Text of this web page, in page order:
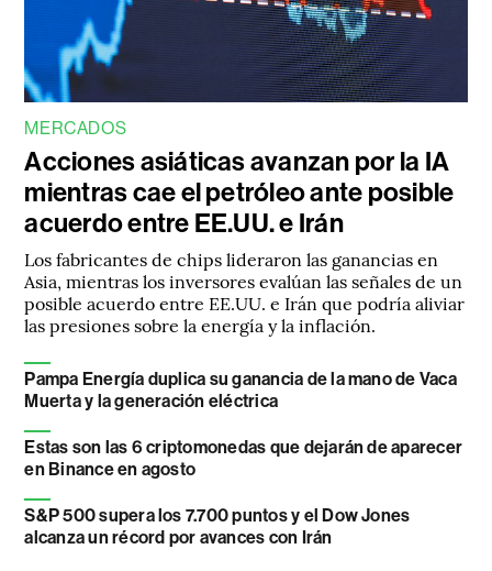
MERCADOS
Acciones asiáticas avanzan por la IA
mientras cae el petróleo ante posible
acuerdo entre EE.UU. e Irán
Los fabricantes de chips lideraron las ganancias en
Asia, mientras los inversores evalúan las señales de un
posible acuerdo entre EE.UU. e Irán que podría aliviar
las presiones sobre la energía y la inflación.
Pampa Energía duplica su ganancia de la mano de Vaca
Muerta y la generación eléctrica
Estas son las 6 criptomonedas que dejarán de aparecer
en Binance en agosto
S&P 500 supera los 7.700 puntos y el Dow Jones
alcanza un récord por avances con Irán